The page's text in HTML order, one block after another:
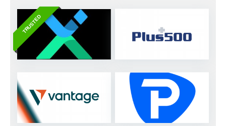
TRUSTED